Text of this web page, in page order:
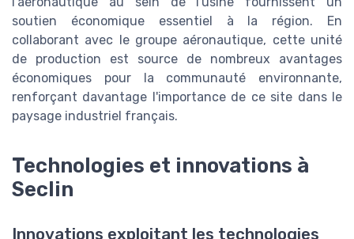
soutien économique essentiel à la région. En
collaborant avec le groupe aéronautique, cette unité
de production est source de nombreux avantages
économiques pour la communauté environnante,
renforçant davantage l'importance de ce site dans le
paysage industriel français.
Technologies et innovations à
Seclin
Innovations exploitant les technologies